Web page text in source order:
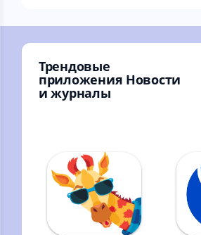
Нововоронеж…
мира
Трендовые
приложения Новости
и журналы